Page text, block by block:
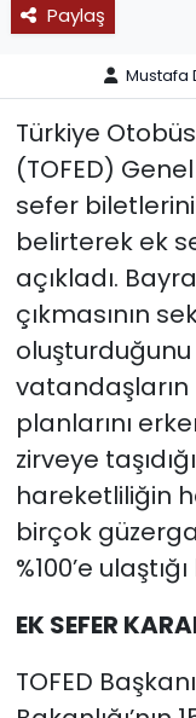
Paylaş
Mustafa
Türkiye
(TOFED)
sefer
belirterek ek
açıkladı.
çıkmasının
planlarını
zirveye
hareketliliğin
birçok
%100’e
EK SEFER
TOFED